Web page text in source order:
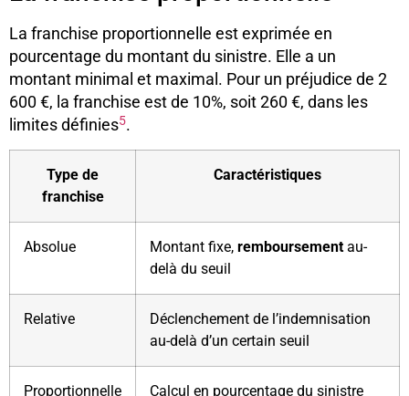
La franchise proportionnelle est exprimée en
pourcentage du montant du sinistre. Elle a un
montant minimal et maximal. Pour un préjudice de 2
600 €, la franchise est de 10%, soit 260 €, dans les
limites définies5.
Type de
franchise
Caractéristiques
Absolue Montant fixe, remboursement au-
delà du seuil
Relative
Déclenchement de l’indemnisation
au-delà d’un certain seuil
Proportionnelle Calcul en pourcentage du sinistre